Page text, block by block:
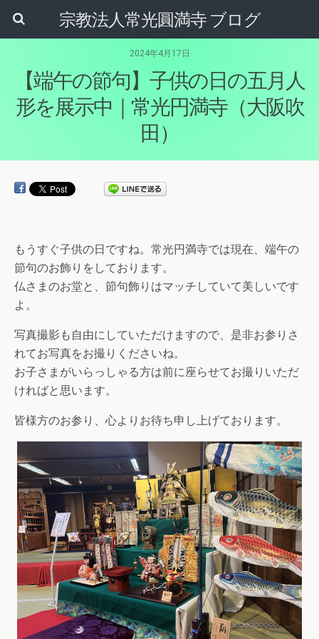
宗教法人常光圓満寺 ブログ
2024年4月17日
【端午の節句】子供の日の五月人
形を展示中｜常光円満寺（大阪吹
田）
もうすぐ子供の日ですね。常光円満寺では現在、端午の
節句のお飾りをしております。
仏さまのお堂と、節句飾りはマッチしていて美しいです
よ。
写真撮影も自由にしていただけますので、是非お参りさ
れてお写真をお撮りくださいね。
お子さまがいらっしゃる方は前に座らせてお撮りいただ
ければと思います。
皆様方のお参り、心よりお待ち申し上げております。